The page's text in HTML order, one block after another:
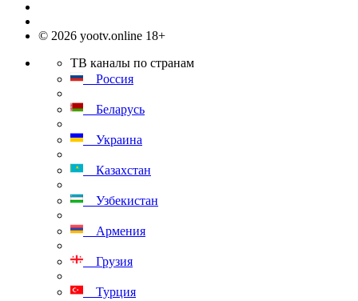
© 2026 yootv.online 18+
ТВ каналы по странам
Россия
Беларусь
Украина
Казахстан
Узбекистан
Армения
Грузия
Турция